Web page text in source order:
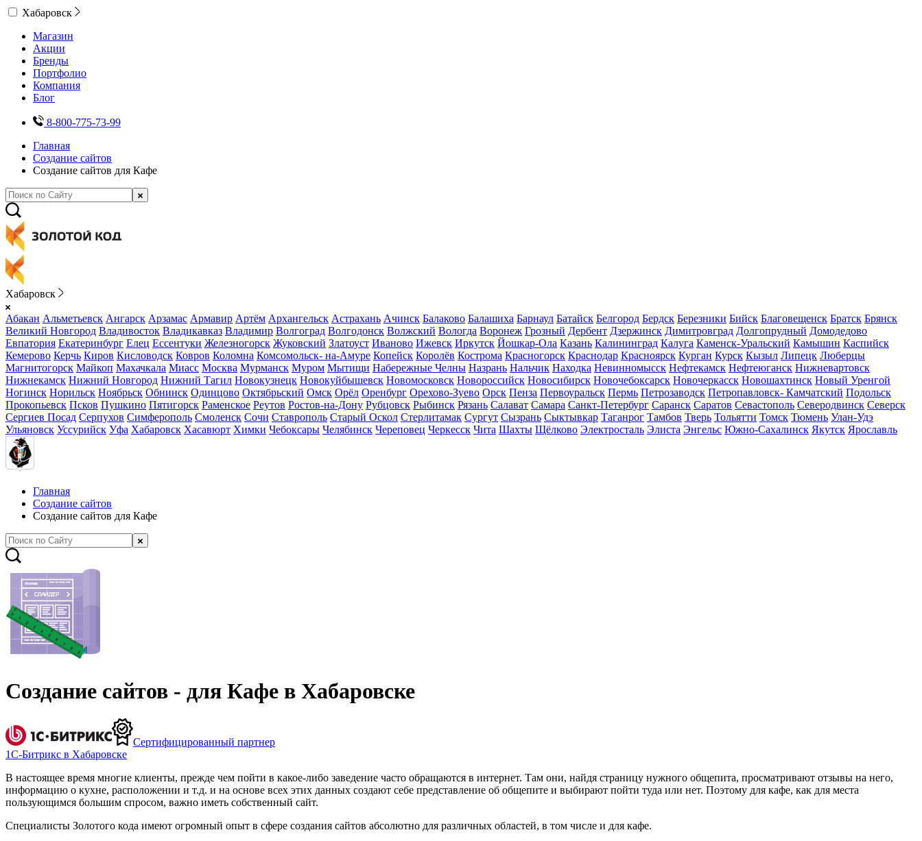
Хабаровск
Магазин
Акции
Бренды
Портфолио
Компания
Блог
8-800-775-73-99
Главная
Создание сайтов
Создание сайтов для Кафе
Хабаровск
Абакан Альметьевск Ангарск Арзамас Армавир Артём Архангельск Астрахань Ачинск Балаково Балашиха Барнаул Батайск Белгород Бердск Березники Бийск Благовещенск Братск Брянск
Великий Новгород Владивосток Владикавказ Владимир Волгоград Волгодонск Волжский Вологда Воронеж Грозный Дербент Дзержинск Димитровград Долгопрудный Домодедово
Евпатория Екатеринбург Елец Ессентуки Железногорск Жуковский Златоуст Иваново Ижевск Иркутск Йошкар-Ола Казань Калининград Калуга Каменск-Уральский Камышин Каспийск
Кемерово Керчь Киров Кисловодск Ковров Коломна Комсомольск- на-Амуре Копейск Королёв Кострома Красногорск Краснодар Красноярск Курган Курск Кызыл Липецк Люберцы
Магнитогорск Майкоп Махачкала Миасс Москва Мурманск Муром Мытищи Набережные Челны Назрань Нальчик Находка Невинномысск Нефтекамск Нефтеюганск Нижневартовск
Нижнекамск Нижний Новгород Нижний Тагил Новокузнецк Новокуйбышевск Новомосковск Новороссийск Новосибирск Новочебоксарск Новочеркасск Новошахтинск Новый Уренгой
Ногинск Норильск Ноябрьск Обнинск Одинцово Октябрьский Омск Орёл Оренбург Орехово-Зуево Орск Пенза Первоуральск Пермь Петрозаводск Петропавловск- Камчатский Подольск
Прокопьевск Псков Пушкино Пятигорск Раменское Реутов Ростов-на-Дону Рубцовск Рыбинск Рязань Салават Самара Санкт-Петербург Саранск Саратов Севастополь Северодвинск Северск
Сергиев Посад Серпухов Симферополь Смоленск Сочи Ставрополь Старый Оскол Стерлитамак Сургут Сызрань Сыктывкар Таганрог Тамбов Тверь Тольятти Томск Тюмень Улан-Удэ
Ульяновск Уссурийск Уфа Хабаровск Хасавюрт Химки Чебоксары Челябинск Череповец Черкесск Чита Шахты Щёлково Электросталь Элиста Энгельс Южно-Сахалинск Якутск Ярославль
Главная
Создание сайтов
Создание сайтов для Кафе
Создание сайтов - для Кафе в Хабаровске
Сертифицированный партнер
1С-Битрикс в Хабаровске
В настоящее время многие клиенты, прежде чем пойти в какое-либо заведение часто обращаются в интернет. Там они, найдя страницу нужного общепита, просматривают отзывы на него,
информацию о кухне, расположении и т.д. и на основе всех этих данных создают себе представление об общепите и выбирают пойти туда или нет. Поэтому для кафе, как для места
пользующимся большим спросом, важно иметь собственный сайт.
Специалисты Золотого кода имеют огромный опыт в сфере создания сайтов абсолютно для различных областей, в том числе и для кафе.